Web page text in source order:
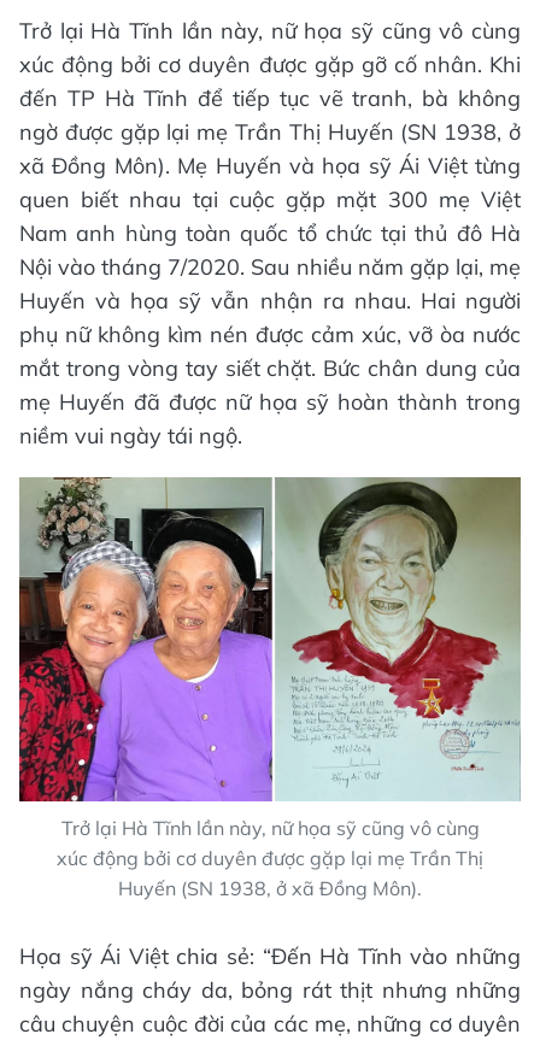
Trở lại Hà Tĩnh lần này, nữ họa sỹ cũng vô cùng
xúc động bởi cơ duyên được gặp gỡ cố nhân. Khi
đến TP Hà Tĩnh để tiếp tục vẽ tranh, bà không
ngờ được gặp lại mẹ Trần Thị Huyến (SN 1938, ở
xã Đồng Môn). Mẹ Huyến và họa sỹ Ái Việt từng
quen biết nhau tại cuộc gặp mặt 300 mẹ Việt
Nam anh hùng toàn quốc tổ chức tại thủ đô Hà
Nội vào tháng 7/2020. Sau nhiều năm gặp lại, mẹ
Huyến và họa sỹ vẫn nhận ra nhau. Hai người
phụ nữ không kìm nén được cảm xúc, vỡ òa nước
mắt trong vòng tay siết chặt. Bức chân dung của
mẹ Huyến đã được nữ họa sỹ hoàn thành trong
niềm vui ngày tái ngộ.
Trở lại Hà Tĩnh lần này, nữ họa sỹ cũng vô cùng
xúc động bởi cơ duyên được gặp lại mẹ Trần Thị
Huyến (SN 1938, ở xã Đồng Môn).
Họa sỹ Ái Việt chia sẻ: “Đến Hà Tĩnh vào những
ngày nắng cháy da, bỏng rát thịt nhưng những
câu chuyện cuộc đời của các mẹ, những cơ duyên